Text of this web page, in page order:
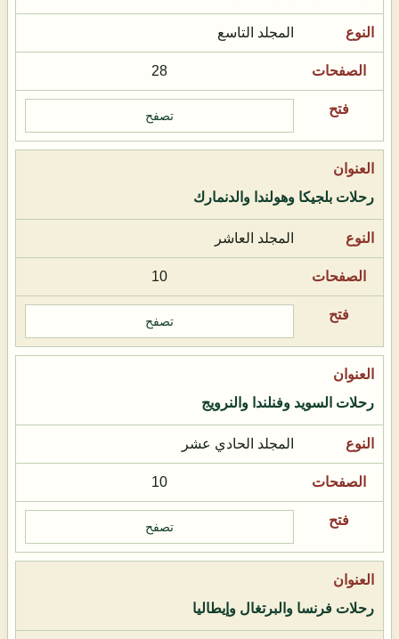
المجلد التاسع
28
تصفح
رحلات بلجيكا وهولندا والدنمارك
المجلد العاشر
10
تصفح
رحلات السويد وفنلندا والنرويج
المجلد الحادي عشر
10
تصفح
رحلات فرنسا والبرتغال وإيطاليا